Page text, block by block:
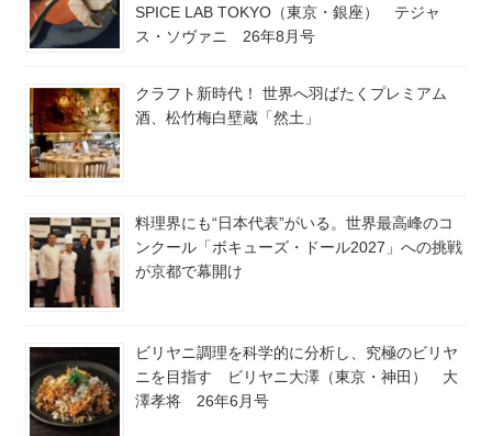
SPICE LAB TOKYO（東京・銀座） テジャ
ス・ソヴァニ 26年8月号
クラフト新時代！ 世界へ羽ばたくプレミアム
酒、松竹梅白壁蔵「然土」
料理界にも“日本代表”がいる。世界最高峰のコ
ンクール「ボキューズ・ドール2027」への挑戦
が京都で幕開け
ビリヤニ調理を科学的に分析し、究極のビリヤ
ニを目指す ビリヤニ大澤（東京・神田） 大
澤孝将 26年6月号